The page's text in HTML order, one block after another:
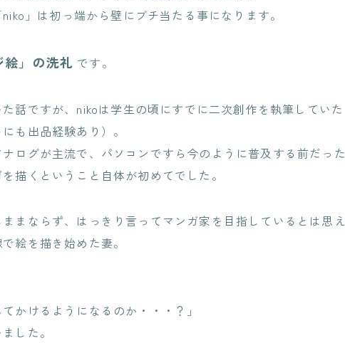
」は初っ端から壁にブチ当たる事になります。
絵」の洗礼 です。
話ですが、nikoは学生の頃にすでに二次創作を執筆していた
も出品経験あり）。
ログが主流で、パソコンですら今のように普及する前だった
描くということ自体が初めてでした。
まならず、はっきり言ってマンガ家を目指しているとは思え
絵を描き始めた妻。
かけるようになるのか・・・？」
した。